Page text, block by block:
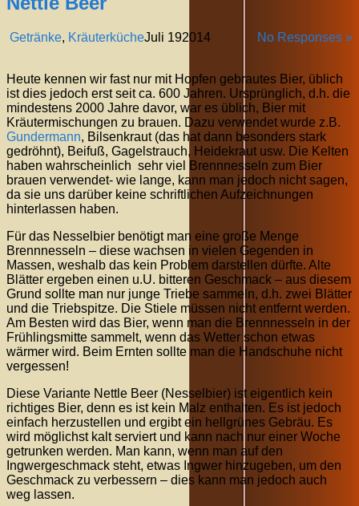
Getränke, Kräuterküche No Responses »
Juli 192014
Heute kennen wir fast nur mit Hopfen gebrautes Bier, üblich
ist dies jedoch erst seit ca. 600 Jahren. Ursprünglich, d.h. die
mindestens 2000 Jahre davor, war es üblich, Bier mit
Kräutermischungen zu brauen. Dazu verwendet wurde z.B.
Gundermann, Bilsenkraut (das hat dann besonders stark
gedröhnt), Beifuß, Gagelstrauch, Heidekraut usw. Die Kelten
haben wahrscheinlich sehr viel Brennnesseln zum Bier
brauen verwendet- wie lange, kann man jedoch nicht sagen,
da sie uns darüber keine schriftlichen Aufzeichnungen
hinterlassen haben.
Für das Nesselbier benötigt man eine große Menge
Brennnesseln – diese wachsen in vielen Gegenden in
Massen, weshalb das kein Problem darstellen dürfte. Alte
Blätter ergeben einen u.U. bitteren Geschmack – aus diesem
Grund sollte man nur junge Triebe sammeln, d.h. zwei Blätter
und die Triebspitze. Die Stiele müssen nicht entfernt werden.
Am Besten wird das Bier, wenn man die Brennnesseln in der
Frühlingsmitte sammelt, wenn das Wetter schon etwas
wärmer wird. Beim Ernten sollte man die Handschuhe nicht
vergessen!
Diese Variante Nettle Beer (Nesselbier) ist eigentlich kein
richtiges Bier, denn es ist kein Malz enthalten. Es ist jedoch
einfach herzustellen und ergibt ein hellgrünes Gebräu. Es
wird möglichst kalt serviert und kann nach nur einer Woche
getrunken werden. Man kann, wenn man auf den
Ingwergeschmack steht, etwas Ingwer hinzugeben, um den
Geschmack zu verbessern – dies kann man jedoch auch
weg lassen.